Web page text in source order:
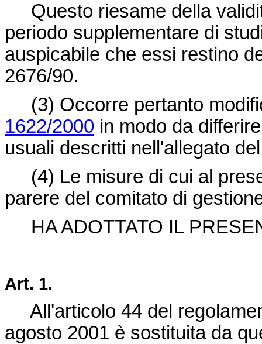
Questo riesame della
periodo supplementare di
auspicabile che essi restino
2676/90.
(3) Occorre pertanto
1622/2000 in modo da
usuali descritti nell'allegato
(4) Le misure di cui al
parere del comitato di
HA ADOTTATO IL
Art. 1.
All'articolo 44 del
agosto 2001 è sostituita da